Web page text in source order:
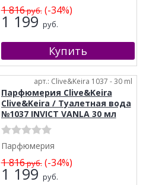
1 816руб.(-34%)
1 199 руб.
арт.: Clive&Keira 1037 - 30 ml
Парфюмерия Clive&Keira
Clive&Keira / Туалетная вода
№1037 INVICT VANLA 30 мл
Парфюмерия
1 816руб.(-34%)
1 199 руб.